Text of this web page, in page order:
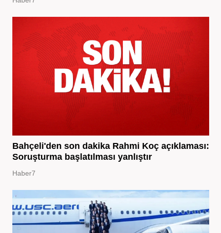
Bahçeli'den son dakika Rahmi Koç açıklaması:
Soruşturma başlatılması yanlıştır
Haber7